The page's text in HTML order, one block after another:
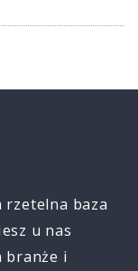
baza
u nas
branże i